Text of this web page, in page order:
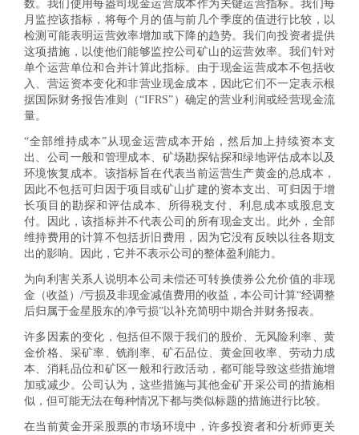
数。我们使用每盎司现金运营成本作为关键运营指标。我们每
月监控该指标，将每个月的值与前几个季度的值进行比较，以
检测可能表明运营效率增加或下降的趋势。我们向投资者提供
这项措施，以使他们能够监控公司矿山的运营效率。我们针对
单个运营单位和合并计算此指标。由于现金运营成本不包括收
入、营运资本变化和非营业现金成本，因此它们不一定表示根
据国际财务报告准则（“IFRS”）确定的营业利润或经营现金流
量。
“全部维持成本”从现金运营成本开始，然后加上持续资本支
出、公司一般和管理成本、矿场勘探钻探和绿地评估成本以及
环境恢复成本。该指标旨在代表当前运营生产黄金的总成本，
因此不包括可归因于项目或矿山扩建的资本支出、可归因于增
长项目的勘探和评估成本、所得税支付、利息成本或股息支
付。因此，该指标并不代表公司的所有现金支出。此外，全部
维持费用的计算不包括折旧费用，因为它没有反映以往各期支
出的影响。因此，它并不表示公司的整体盈利能力。
为向利害关系人说明本公司未偿还可转换债券公允价值的非现
金（收益）/亏损及非现金减值费用的收益，本公司计算“经调整
后归属于金星股东的净亏损”以补充简明中期合并财务报表。
许多因素的变化，包括但不限于我们的股价、无风险利率、黄
金价格、采矿率、铣削率、矿石品位、黄金回收率、劳动力成
本、消耗品位和矿区一般和行政活动，都可能导致这些措施增
加或减少。公司认为，这些措施与其他金矿开采公司的措施相
似，但可能无法在每种情况下都与类似标题的措施进行比较。
在当前黄金开采股票的市场环境中，许多投资者和分析师更关